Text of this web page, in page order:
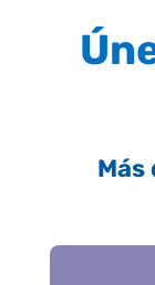
Más